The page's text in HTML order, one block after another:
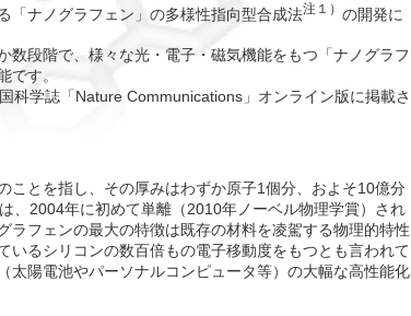
「ナノグラフェン」の多様性指向型合成法注１） の開発に
段階で、様々な光・電子・磁気機能をもつ「ナノグラフ
です。
科学誌「 Nature Communications 」オンライン版に掲載さ
ことを指し、その厚みはわずか原子1個分、およそ10億分
、2004年に初めて単離（2010年ノーベル物理学賞）され
ラフェンの最大の特徴は既存の材料を凌駕する物理的特性
いるシリコンの数百倍もの電子移動度をもつとも言われて
太陽電池やパーソナルコンピュータ等）の大幅な高性能化